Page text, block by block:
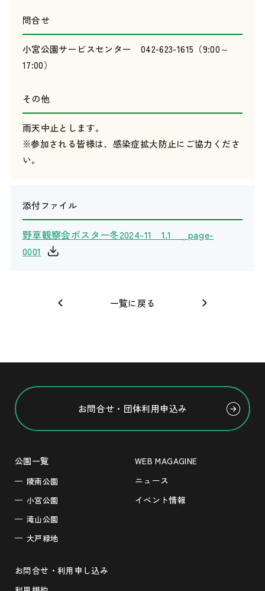
問合せ
小宮公園サービスセンター 042-623-1615（9:00～
17:00）
その他
雨天中止とします。
※参加される皆様は、感染症拡大防止にご協力くださ
い。
添付ファイル
野草観察会ポスター冬2024-11 1.1 _page-
0001
一覧に戻る
お問合せ・団体利用申込み
公園一覧
陵南公園
小宮公園
滝山公園
大戸緑地
WEB MAGAGINE
ニュース
イベント情報
お問合せ・利用申し込み